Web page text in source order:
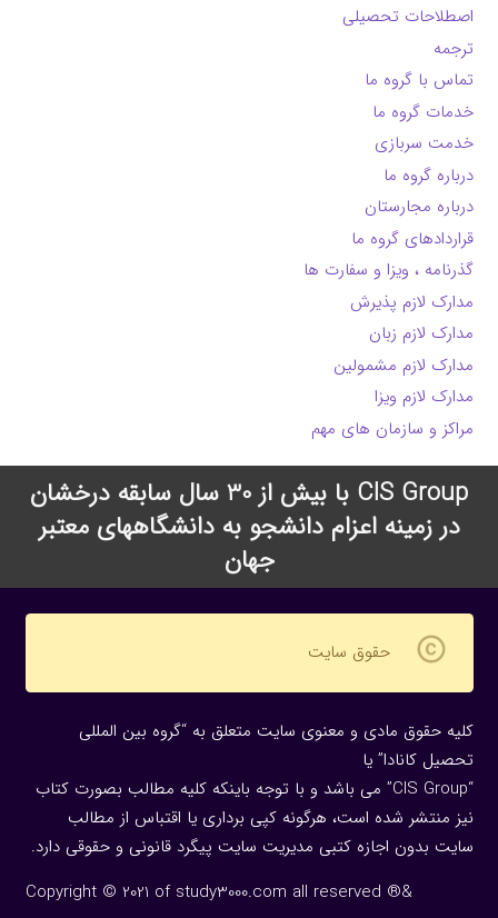
اصطلاحات تحصیلی
ترجمه
تماس با گروه ما
خدمات گروه ما
خدمت سربازی
درباره گروه ما
درباره مجارستان
قراردادهای گروه ما
گذرنامه ، ویزا و سفارت ها
مدارک لازم پذیرش
مدارک لازم زبان
مدارک لازم مشمولین
مدارک لازم ویزا
مراکز و سازمان های مهم
CIS Group با بیش از 30 سال سابقه درخشان
در زمینه اعزام دانشجو به دانشگاههای معتبر
جهان
copyright حقوق سایت
کلیه حقوق مادی و معنوی سایت متعلق به “گروه بین المللی
تحصیل کانادا” یا
“CIS Group” می باشد و با توجه باینکه کلیه مطالب بصورت کتاب
نیز منتشر شده است، هرگونه كپی برداری یا اقتباس از مطالب
سایت بدون اجازه كتبی مدیریت سایت پیگرد قانونی و حقوقی دارد.
Copyright © 2021 of study3000.com all reserved ®&